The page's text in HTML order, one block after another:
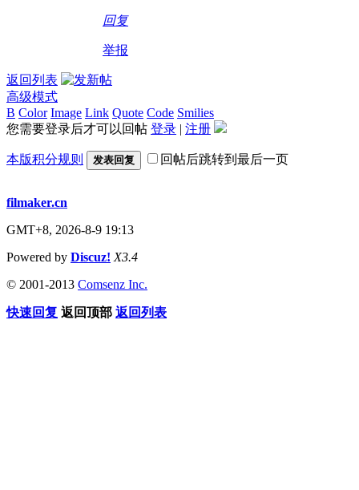
回复
举报
返回列表
高级模式
B Color Image Link Quote Code Smilies
您需要登录后才可以回帖 登录 | 注册
本版积分规则 发表回复 回帖后跳转到最后一页
filmaker.cn
GMT+8, 2026-8-9 19:13
Powered by Discuz! X3.4
© 2001-2013 Comsenz Inc.
快速回复 返回顶部 返回列表